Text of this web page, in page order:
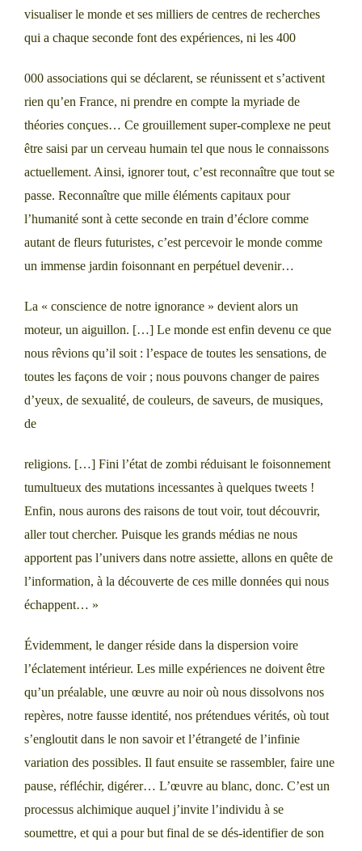
visualiser le monde et ses milliers de centres de recherches
qui a chaque seconde font des expériences, ni les 400
000 associations qui se déclarent, se réunissent et s’activent
rien qu’en France, ni prendre en compte la myriade de
théories conçues… Ce grouillement super-complexe ne peut
être saisi par un cerveau humain tel que nous le connaissons
actuellement. Ainsi, ignorer tout, c’est reconnaître que tout se
passe. Reconnaître que mille éléments capitaux pour
l’humanité sont à cette seconde en train d’éclore comme
autant de fleurs futuristes, c’est percevoir le monde comme
un immense jardin foisonnant en perpétuel devenir…
La « conscience de notre ignorance » devient alors un
moteur, un aiguillon. […] Le monde est enfin devenu ce que
nous rêvions qu’il soit : l’espace de toutes les sensations, de
toutes les façons de voir ; nous pouvons changer de paires
d’yeux, de sexualité, de couleurs, de saveurs, de musiques,
de
religions. […] Fini l’état de zombi réduisant le foisonnement
tumultueux des mutations incessantes à quelques tweets !
Enfin, nous aurons des raisons de tout voir, tout découvrir,
aller tout chercher. Puisque les grands médias ne nous
apportent pas l’univers dans notre assiette, allons en quête de
l’information, à la découverte de ces mille données qui nous
échappent… »
Évidemment, le danger réside dans la dispersion voire
l’éclatement intérieur. Les mille expériences ne doivent être
qu’un préalable, une œuvre au noir où nous dissolvons nos
repères, notre fausse identité, nos prétendues vérités, où tout
s’engloutit dans le non savoir et l’étrangeté de l’infinie
variation des possibles. Il faut ensuite se rassembler, faire une
pause, réfléchir, digérer… L’œuvre au blanc, donc. C’est un
processus alchimique auquel j’invite l’individu à se
soumettre, et qui a pour but final de se dés-identifier de son